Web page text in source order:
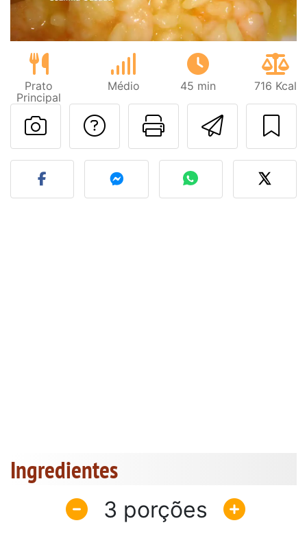
Prato
Principal
Médio 45 min 716 Kcal
Imprima
Falar com o autor
Fez esta receita?
Ingredientes
3